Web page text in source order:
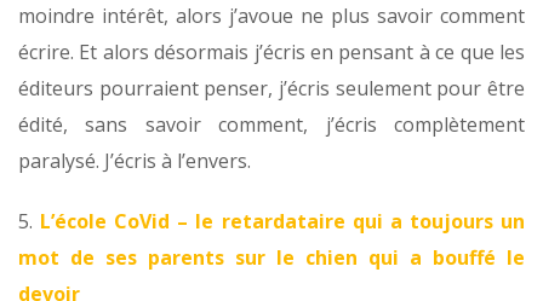
moindre intérêt, alors j’avoue ne plus savoir comment
écrire. Et alors désormais j’écris en pensant à ce que les
éditeurs pourraient penser, j’écris seulement pour être
édité, sans savoir comment, j’écris complètement
paralysé. J’écris à l’envers.
5. L’école CoVid – le retardataire qui a toujours un
mot de ses parents sur le chien qui a bouffé le
devoir